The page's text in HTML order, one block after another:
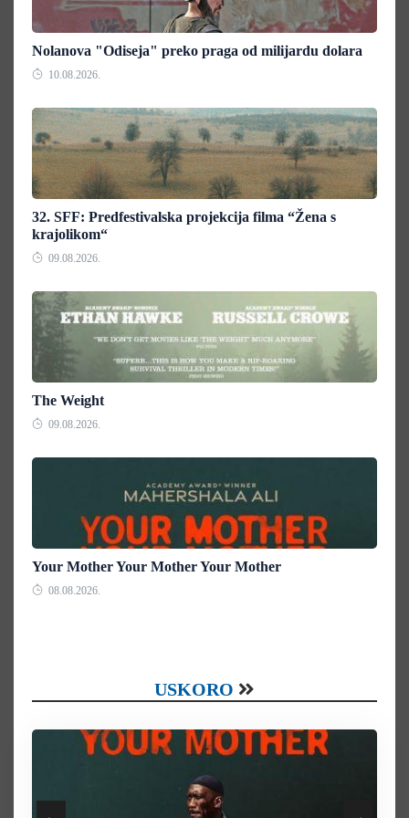
Nolanova "Odiseja" preko praga od milijardu dolara
10.08.2026.
32. SFF: Predfestivalska projekcija filma “Žena s
krajolikom“
09.08.2026.
The Weight
09.08.2026.
Your Mother Your Mother Your Mother
08.08.2026.
USKORO